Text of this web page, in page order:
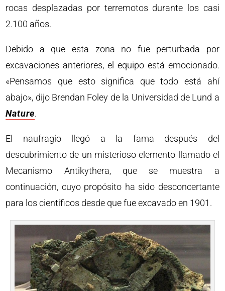
rocas desplazadas por terremotos durante los casi
2.100 años.
Debido a que esta zona no fue perturbada por
excavaciones anteriores, el equipo está emocionado.
«Pensamos que esto significa que todo está ahí
abajo», dijo Brendan Foley de la Universidad de Lund a
Nature.
El naufragio llegó a la fama después del
descubrimiento de un misterioso elemento llamado el
Mecanismo Antikythera, que se muestra a
continuación, cuyo propósito ha sido desconcertante
para los científicos desde que fue excavado en 1901.